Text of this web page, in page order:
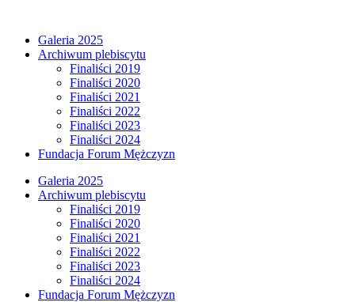
treści
Galeria 2025
Archiwum plebiscytu
Finaliści 2019
Finaliści 2020
Finaliści 2021
Finaliści 2022
Finaliści 2023
Finaliści 2024
Fundacja Forum Mężczyzn
Galeria 2025
Archiwum plebiscytu
Finaliści 2019
Finaliści 2020
Finaliści 2021
Finaliści 2022
Finaliści 2023
Finaliści 2024
Fundacja Forum Mężczyzn